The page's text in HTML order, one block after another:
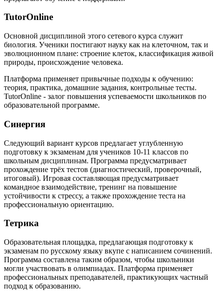
TutorOnline
Основной дисциплиной этого сетевого курса служит
биология. Ученики постигают науку как на клеточном, так и
эволюционном плане: строение клеток, классификация живой
природы, происхождение человека.
Платформа применяет привычные подходы к обучению:
теория, практика, домашние задания, контрольные тесты.
TutorOnline - залог повышения успеваемости школьников по
образовательной программе.
Синергия
Следующий вариант курсов предлагает углубленную
подготовку к экзаменам для учеников 10-11 классов по
школьным дисциплинам. Программа предусматривает
прохождение трёх тестов (диагностический, проверочный,
итоговый). Игровая составляющая предусматривает
командное взаимодействие, тренинг на повышение
устойчивости к стрессу, а также прохождение теста на
профессиональную ориентацию.
Тетрика
Образовательная площадка, предлагающая подготовку к
экзаменам по русскому языку вкупе с написанием сочинений.
Программа составлена таким образом, чтобы школьники
могли участвовать в олимпиадах. Платформа применяет
профессиональных преподавателей, практикующих частный
подход к образованию.